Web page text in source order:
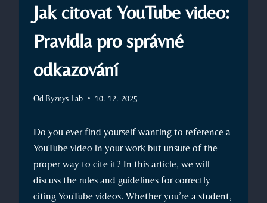
Jak citovat YouTube video:
Pravidla pro správné
odkazování
Od Byznys Lab 10. 12. 2025
Do you ever find yourself wanting to reference a
YouTube video in your work but unsure of the
proper way to cite it? In this article, we will
discuss the rules and guidelines for correctly
citing YouTube videos. Whether you’re a student,